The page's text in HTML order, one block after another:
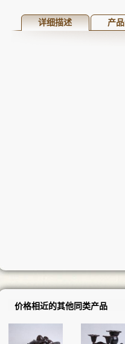
详细描述 产
价格相近的其他同类产品